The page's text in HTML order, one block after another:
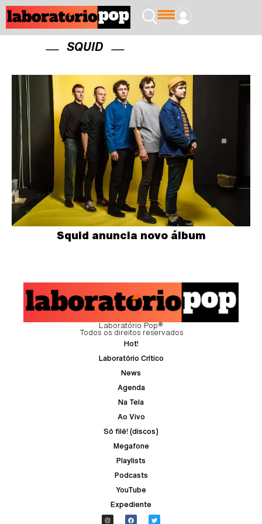
SQUID
Squid anuncia novo álbum
Laboratório Pop®
Todos os direitos reservados
Hot!
Laboratório Crítico
News
Agenda
Na Tela
Ao Vivo
Só filé! (discos)
Megafone
Playlists
Podcasts
YouTube
Expediente